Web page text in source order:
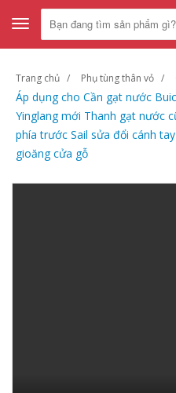
Toggle
navigation
Trang chủ Phụ tùng thân vỏ
Áp dụng cho Cần gạt nước
Yinglang mới Thanh gạt nước
phía trước Sail sửa đổi cánh
gioăng cửa gỗ